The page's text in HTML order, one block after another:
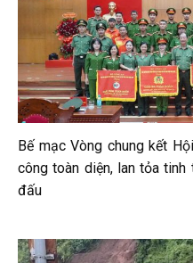
Bế mạc Vòng chung kết
công toàn diện, lan tỏa tinh
đấu